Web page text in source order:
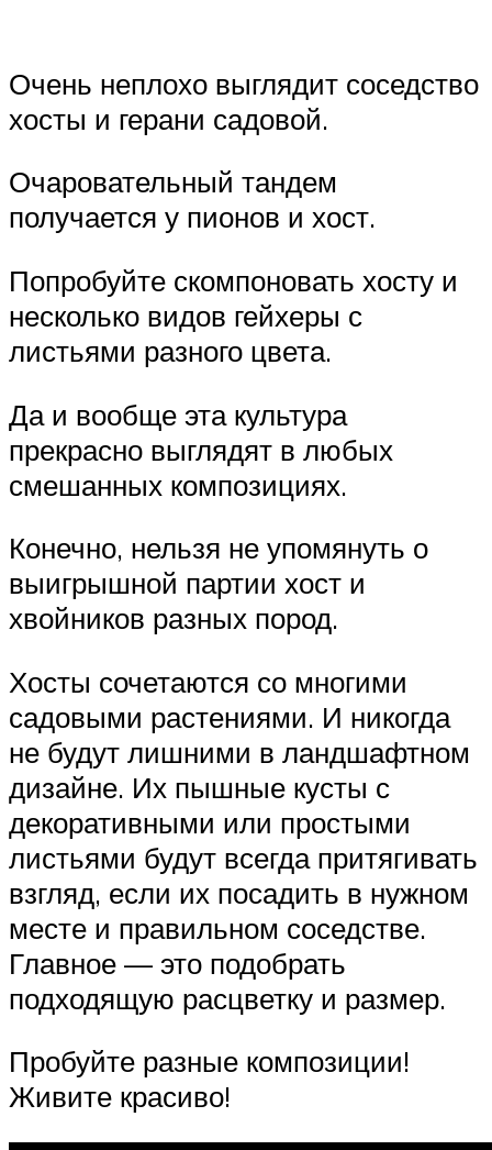
Очень неплохо выглядит соседство
хосты и герани садовой.
Очаровательный тандем
получается у пионов и хост.
Попробуйте скомпоновать хосту и
несколько видов гейхеры с
листьями разного цвета.
Да и вообще эта культура
прекрасно выглядят в любых
смешанных композициях.
Конечно, нельзя не упомянуть о
выигрышной партии хост и
хвойников разных пород.
Хосты сочетаются со многими
садовыми растениями. И никогда
не будут лишними в ландшафтном
дизайне. Их пышные кусты с
декоративными или простыми
листьями будут всегда притягивать
взгляд, если их посадить в нужном
месте и правильном соседстве.
Главное — это подобрать
подходящую расцветку и размер.
Пробуйте разные композиции!
Живите красиво!